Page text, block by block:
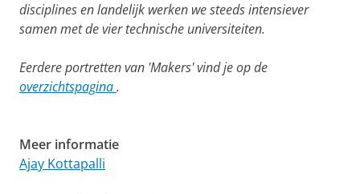
disciplines en landelijk werken we steeds intensiever
samen met de vier technische universiteiten.
Eerdere portretten van 'Makers' vind je op de
overzichtspagina.
Meer informatie
Ajay Kottapalli